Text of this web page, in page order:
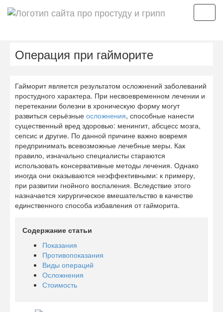
Операция при гайморите
Гайморит является результатом осложнений заболеваний
простудного характера. При несвоевременном лечении и
перетекании болезни в хроническую форму могут
развиться серьёзные осложнения, способные нанести
существенный вред здоровью: менингит, абсцесс мозга,
сепсис и другие. По данной причине важно вовремя
предпринимать всевозможные лечебные меры. Как
правило, изначально специалисты стараются
использовать консервативные методы лечения. Однако
иногда они оказываются неэффективными: к примеру,
при развитии гнойного воспаления. Вследствие этого
назначается хирургическое вмешательство в качестве
единственного способа избавления от гайморита.
Содержание статьи
Показания
Противопоказания
Виды операций
Осложнения
Стоимость